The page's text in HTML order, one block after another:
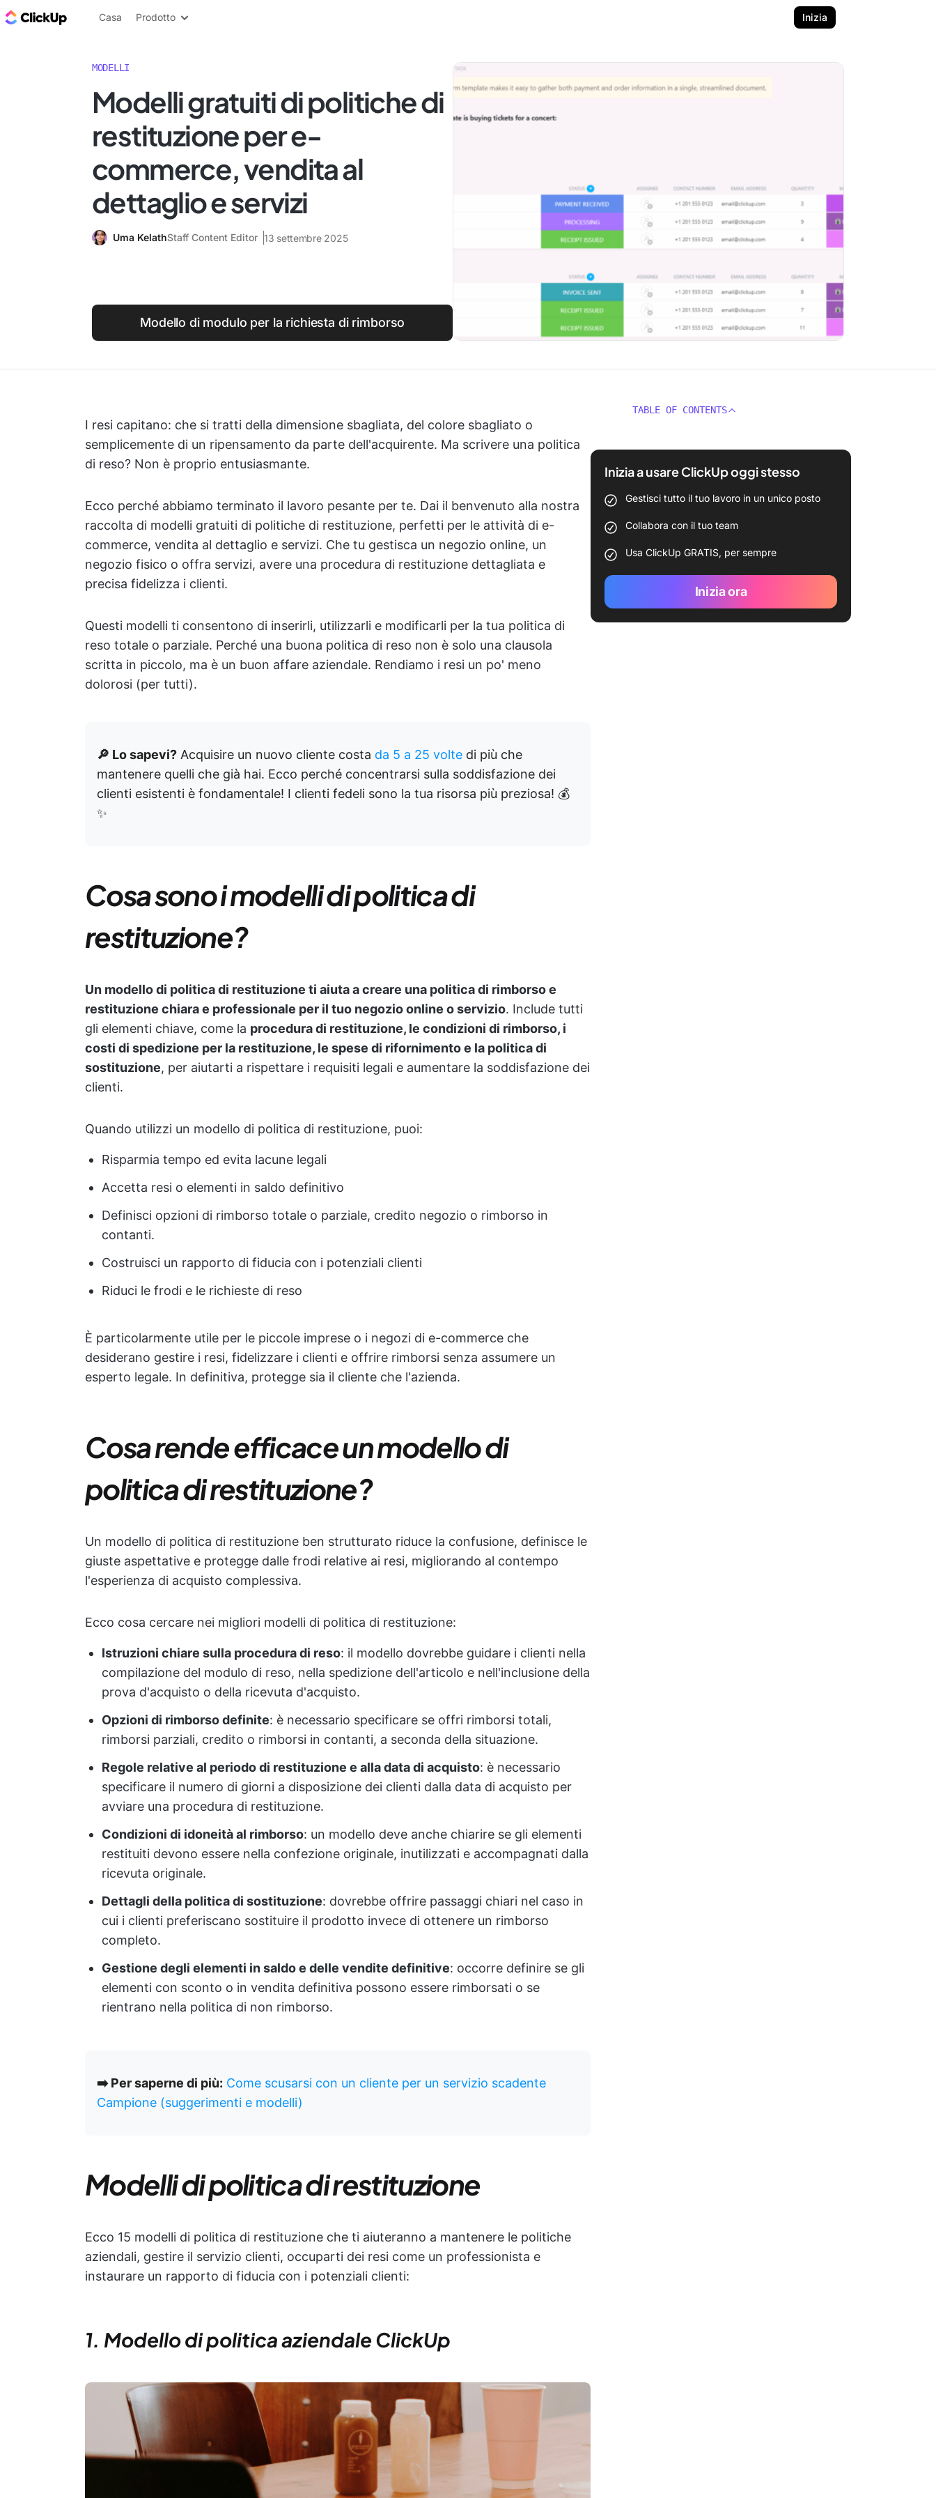
Blog di ClickUp
Casa Prodotto Inizia
MODELLI
Modelli gratuiti di politiche di
restituzione per e-
commerce, vendita al
dettaglio e servizi
Uma KelathStaff Content Editor 13 settembre 2025
Modello di modulo per la richiesta di rimborso
I resi capitano: che si tratti della dimensione sbagliata, del colore sbagliato o
semplicemente di un ripensamento da parte dell'acquirente. Ma scrivere una politica
di reso? Non è proprio entusiasmante.
Ecco perché abbiamo terminato il lavoro pesante per te. Dai il benvenuto alla nostra
raccolta di modelli gratuiti di politiche di restituzione, perfetti per le attività di e-
commerce, vendita al dettaglio e servizi. Che tu gestisca un negozio online, un
negozio fisico o offra servizi, avere una procedura di restituzione dettagliata e
precisa fidelizza i clienti.
Questi modelli ti consentono di inserirli, utilizzarli e modificarli per la tua politica di
reso totale o parziale. Perché una buona politica di reso non è solo una clausola
scritta in piccolo, ma è un buon affare aziendale. Rendiamo i resi un po' meno
dolorosi (per tutti).
🔎 Lo sapevi? Acquisire un nuovo cliente costa da 5 a 25 volte di più che
mantenere quelli che già hai. Ecco perché concentrarsi sulla soddisfazione dei
clienti esistenti è fondamentale! I clienti fedeli sono la tua risorsa più preziosa! 💰
✨
Cosa sono i modelli di politica di
restituzione?
Un modello di politica di restituzione ti aiuta a creare una politica di rimborso e
restituzione chiara e professionale per il tuo negozio online o servizio. Include tutti
gli elementi chiave, come la procedura di restituzione, le condizioni di rimborso, i
costi di spedizione per la restituzione, le spese di rifornimento e la politica di
sostituzione, per aiutarti a rispettare i requisiti legali e aumentare la soddisfazione dei
clienti.
Quando utilizzi un modello di politica di restituzione, puoi:
Risparmia tempo ed evita lacune legali
Accetta resi o elementi in saldo definitivo
Definisci opzioni di rimborso totale o parziale, credito negozio o rimborso in
contanti.
Costruisci un rapporto di fiducia con i potenziali clienti
Riduci le frodi e le richieste di reso
È particolarmente utile per le piccole imprese o i negozi di e-commerce che
desiderano gestire i resi, fidelizzare i clienti e offrire rimborsi senza assumere un
esperto legale. In definitiva, protegge sia il cliente che l'azienda.
Cosa rende efficace un modello di
politica di restituzione?
Un modello di politica di restituzione ben strutturato riduce la confusione, definisce le
giuste aspettative e protegge dalle frodi relative ai resi, migliorando al contempo
l'esperienza di acquisto complessiva.
Ecco cosa cercare nei migliori modelli di politica di restituzione:
Istruzioni chiare sulla procedura di reso: il modello dovrebbe guidare i clienti nella
compilazione del modulo di reso, nella spedizione dell'articolo e nell'inclusione della
prova d'acquisto o della ricevuta d'acquisto.
Opzioni di rimborso definite: è necessario specificare se offri rimborsi totali,
rimborsi parziali, credito o rimborsi in contanti, a seconda della situazione.
Regole relative al periodo di restituzione e alla data di acquisto: è necessario
specificare il numero di giorni a disposizione dei clienti dalla data di acquisto per
avviare una procedura di restituzione.
Condizioni di idoneità al rimborso: un modello deve anche chiarire se gli elementi
restituiti devono essere nella confezione originale, inutilizzati e accompagnati dalla
ricevuta originale.
Dettagli della politica di sostituzione: dovrebbe offrire passaggi chiari nel caso in
cui i clienti preferiscano sostituire il prodotto invece di ottenere un rimborso
completo.
Gestione degli elementi in saldo e delle vendite definitive: occorre definire se gli
elementi con sconto o in vendita definitiva possono essere rimborsati o se
rientrano nella politica di non rimborso.
➡️ Per saperne di più: Come scusarsi con un cliente per un servizio scadente
Campione (suggerimenti e modelli)
Modelli di politica di restituzione
Ecco 15 modelli di politica di restituzione che ti aiuteranno a mantenere le politiche
aziendali, gestire il servizio clienti, occuparti dei resi come un professionista e
instaurare un rapporto di fiducia con i potenziali clienti:
1. Modello di politica aziendale ClickUp
TABLE OF CONTENTS
Inizia a usare ClickUp oggi stesso
Gestisci tutto il tuo lavoro in un unico posto
Collabora con il tuo team
Usa ClickUp GRATIS, per sempre
Inizia ora